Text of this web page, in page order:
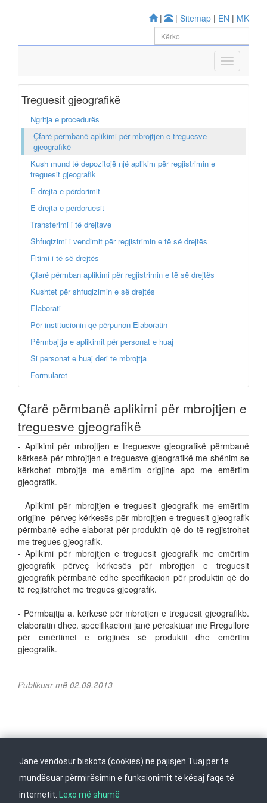
| | Sitemap | EN | MK
Treguesit gjeografikë
Ngritja e procedurës
Çfarë përmbanë aplikimi për mbrojtjen e treguesve
gjeografikë
Kush mund të depozitojë një aplikim për regjistrimin e
treguesit gjeografik
E drejta e përdorimit
E drejta e përdoruesit
Transferimi i të drejtave
Shfuqizimi i vendimit për regjistrimin e të së drejtës
Fitimi i të së drejtës
Çfarë përmban aplikimi për regjistrimin e të së drejtës
Kushtet për shfuqizimin e së drejtës
Elaborati
Për institucionin që përpunon Elaboratin
Përmbajtja e aplikimit për personat e huaj
Si personat e huaj deri te mbrojtja
Formularet
Çfarë përmbanë aplikimi për mbrojtjen e
treguesve gjeografikë
- Aplikimi për mbrojtjen e treguesve gjeografikë përmbanë
kërkesë për mbrojtjen e treguesve gjeografikë me shënim se
kërkohet mbrojtje me emërtim origjine apo me emërtim
gjeografik.
- Aplikimi për mbrojtjen e treguesit gjeografik me emërtim
origjine përveç kërkesës për mbrojtjen e treguesit gjeografik
përmbanë edhe elaborat për produktin që do të regjistrohet
me tregues gjeografik.
- Aplikimi për mbrojtjen e treguesit gjeografik me emërtim
gjeografik përveç kërkesës për mbrojtjen e treguesit
gjeografik përmbanë edhe specifikacion për produktin që do
të regjistrohet me tregues gjeografik.
- Përmbajtja a. kërkesë për mbrotjen e treguesit gjeografikb.
elaboratin dhec. specifikacioni janë përcaktuar me Rregullore
për emërtimet e origjinës së produktit dhe emërtim
gjeografik.
Publikuar më 02.09.2013
Kthehu në fillim Na ndiqni në
Janë vendosur biskota (cookies) në pajisjen Tuaj për të
mundësuar përmirësimin e funksionimit të kësaj faqe të
internetit. Lexo më shumë